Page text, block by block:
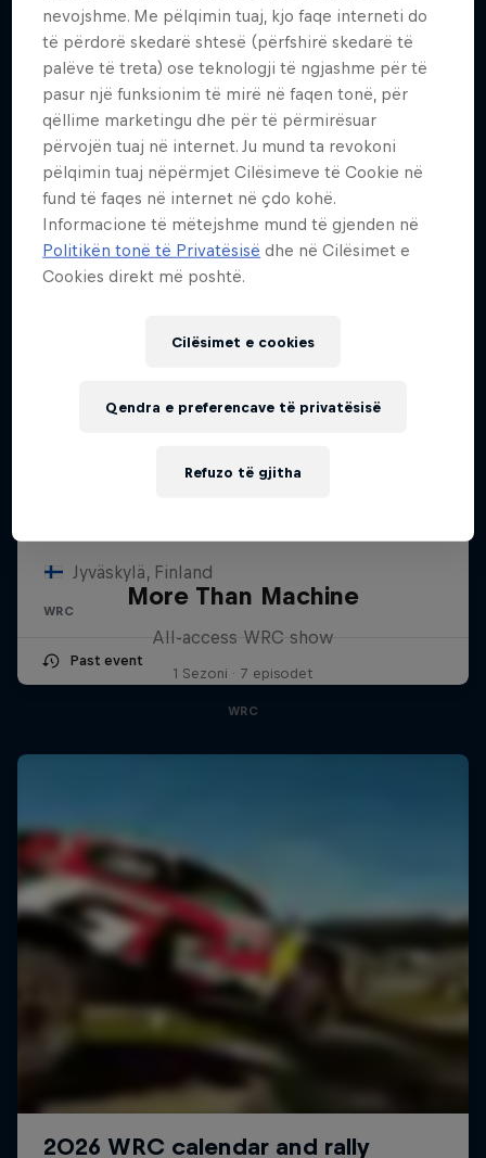
Më shumë si kjo
Jyväskylä, Finland
WRC
Past event
More Than Machine
All-access WRC show
1 Sezoni · 7 episodet
WRC
nevojshme. Me pëlqimin tuaj, kjo faqe interneti do
të përdorë skedarë shtesë (përfshirë skedarë të
palëve të treta) ose teknologji të ngjashme për të
pasur një funksionim të mirë në faqen tonë, për
qëllime marketingu dhe për të përmirësuar
përvojën tuaj në internet. Ju mund ta revokoni
pëlqimin tuaj nëpërmjet Cilësimeve të Cookie në
fund të faqes në internet në çdo kohë.
Informacione të mëtejshme mund të gjenden në
Politikën tonë të Privatësisë dhe në Cilësimet e
Cookies direkt më poshtë.
Cilësimet e cookies
Refuzo të gjitha
Qendra e preferencave të privatësisë